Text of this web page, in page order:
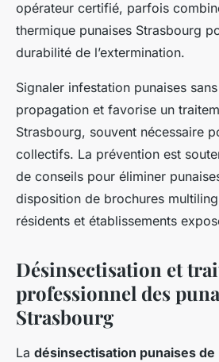
opérateur certifié, parfois
thermique punaises Strasbourg
durabilité de l’extermination.
Signaler infestation punaises
propagation et favorise un
Strasbourg, souvent nécessaire
collectifs. La prévention est
de conseils pour éliminer
disposition de brochures
résidents et établissements
Désinsectisation et
professionnel des
Strasbourg
La désinsectisation punaises